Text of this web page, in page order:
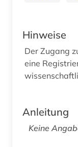
Hinweise
Der Zugang
eine Registrierung. Die Daten
Anleitung
Keine